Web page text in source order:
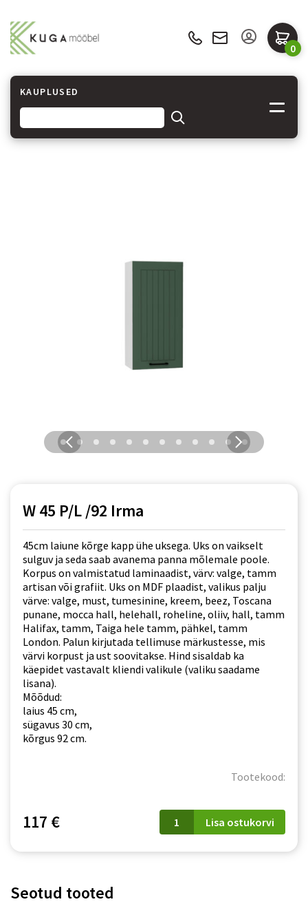
0
KAUPLUSED
W 45 P/L /92 Irma
45cm laiune kõrge kapp ühe uksega. Uks on vaikselt
sulguv ja seda saab avanema panna mõlemale poole.
Korpus on valmistatud laminaadist, värv: valge, tamm
artisan või grafiit. Uks on MDF plaadist, valikus palju
värve: valge, must, tumesinine, kreem, beez, Toscana
punane, mocca hall, helehall, roheline, oliiv, hall, tamm
Halifax, tamm, Taiga hele tamm, pähkel, tamm
London. Palun kirjutada tellimuse märkustesse, mis
värvi korpust ja ust soovitakse. Hind sisaldab ka
käepidet vastavalt kliendi valikule (valiku saadame
lisana).
Mõõdud:
laius 45 cm,
sügavus 30 cm,
kõrgus 92 cm.
Tootekood:
117 €
W
/92
Lisa ostukorvi
Seotud tooted